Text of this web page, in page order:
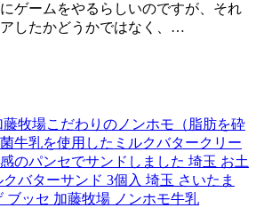
ゲームをやるらしいのですが、それ
したかどうかではなく、…
牧場こだわりのノンホモ（脂肪を砕
牛乳を使用したミルクバタークリー
のパンセでサンドしました 埼玉 お土
バターサンド 3個入 埼玉 さいたま
ブッセ 加藤牧場 ノンホモ牛乳